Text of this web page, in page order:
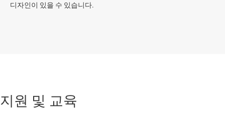
디자인이 있을 수 있습니다.
지원 및 교육